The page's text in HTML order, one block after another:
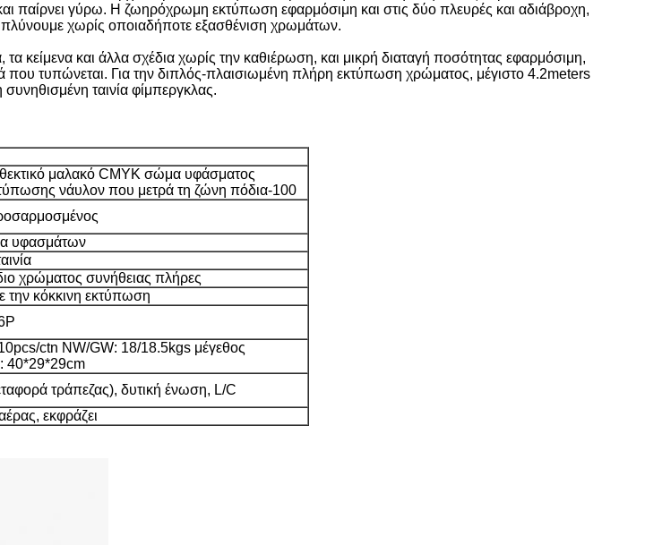
παίρνει γύρω. Η ζωηρόχρωμη εκτύπωση εφαρμόσιμη και στις δύο πλευρές και αδιάβροχη,
πλύνουμε χωρίς οποιαδήποτε εξασθένιση χρωμάτων.
και άλλα σχέδια χωρίς την καθιέρωση, και μικρή διαταγή ποσότητας εφαρμόσιμη,
που τυπώνεται. Για την διπλός-πλαισιωμένη πλήρη εκτύπωση χρώματος, μέγιστο 4.2meters
ταινία φίμπεργκλας.
μαλακό CMYK σώμα υφάσματος
νάυλον που μετρά τη ζώνη πόδια-100
υφασμάτων
χρώματος συνήθειας πλήρες
την κόκκινη εκτύπωση
ctn NW/GW: 18/18.5kgs μέγεθος
40*29*29cm
τράπεζας), δυτική ένωση, L/C
εκφράζει